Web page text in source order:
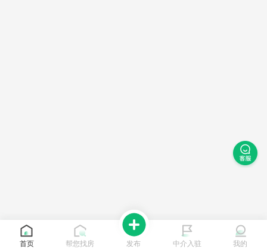
首页 帮您找房 发布 中介入驻 我的